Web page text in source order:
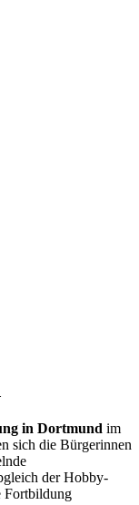
in Dortmund im
sich die Bürgerinnen
der Hobby-
Fortbildung